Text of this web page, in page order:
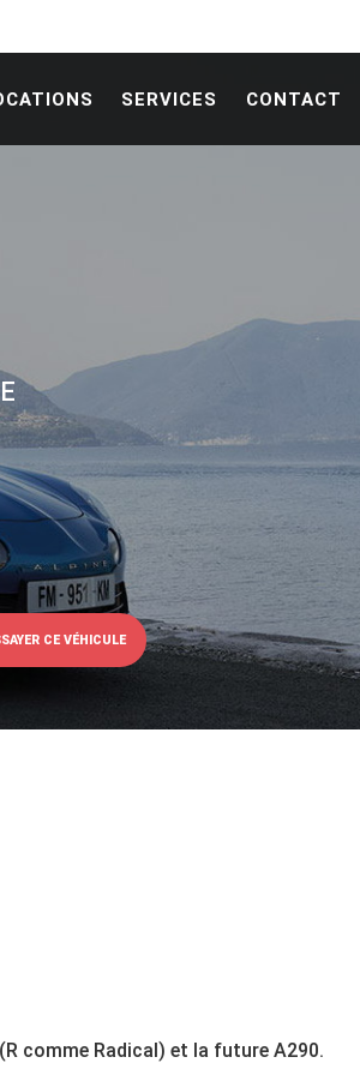
SERVICES CONTACT
CE VÉHICULE
comme Radical) et la future A290.